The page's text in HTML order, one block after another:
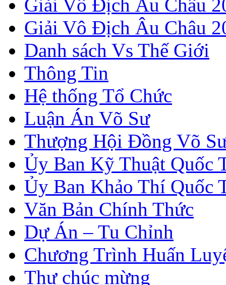
Giải Vô Địch Âu Châu
Giải Vô Địch Âu Châu
Danh sách Vs Thế Giới
Thông Tin
Hệ thống Tổ Chức
Luận Án Võ Sư
Thượng Hội Đồng Võ
Ủy Ban Kỹ Thuật Quốc
Ủy Ban Khảo Thí Quốc
Văn Bản Chính Thức
Dự Án – Tu Chỉnh
Chương Trình Huấn
Thư chúc mừng